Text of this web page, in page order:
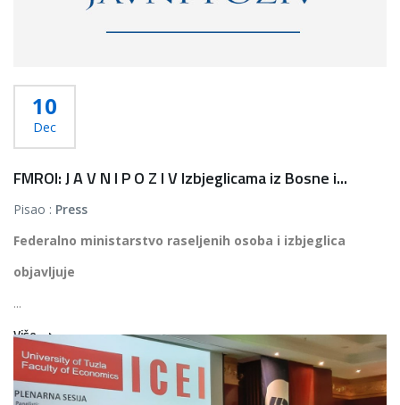
10
Dec
FMROI: J A V N I P O Z I V Izbjeglicama iz Bosne i...
Pisao : Press
Federalno ministarstvo raseljenih osoba i izbjeglica
objavljuje
...
Više...